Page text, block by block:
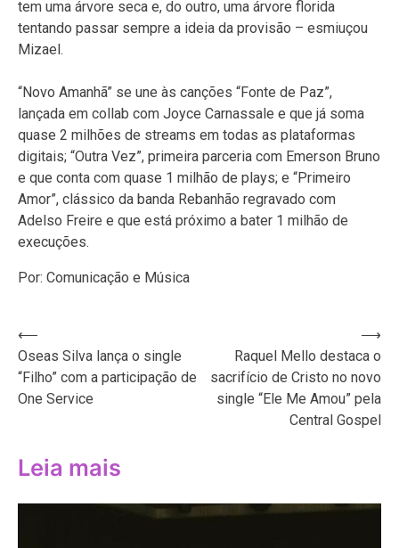
tem uma árvore seca e, do outro, uma árvore florida
tentando passar sempre a ideia da provisão – esmiuçou
Mizael.
“Novo Amanhã” se une às canções “Fonte de Paz”,
lançada em collab com Joyce Carnassale e que já soma
quase 2 milhões de streams em todas as plataformas
digitais; “Outra Vez”, primeira parceria com Emerson Bruno
e que conta com quase 1 milhão de plays; e “Primeiro
Amor”, clássico da banda Rebanhão regravado com
Adelso Freire e que está próximo a bater 1 milhão de
execuções.
Por: Comunicação e Música
Navegação
de
Post
⟵
Oseas Silva lança o single
“Filho” com a participação de
One Service
Raquel Mello destaca o
sacrifício de Cristo no novo
single “Ele Me Amou” pela
Central Gospel
⟶
Leia mais